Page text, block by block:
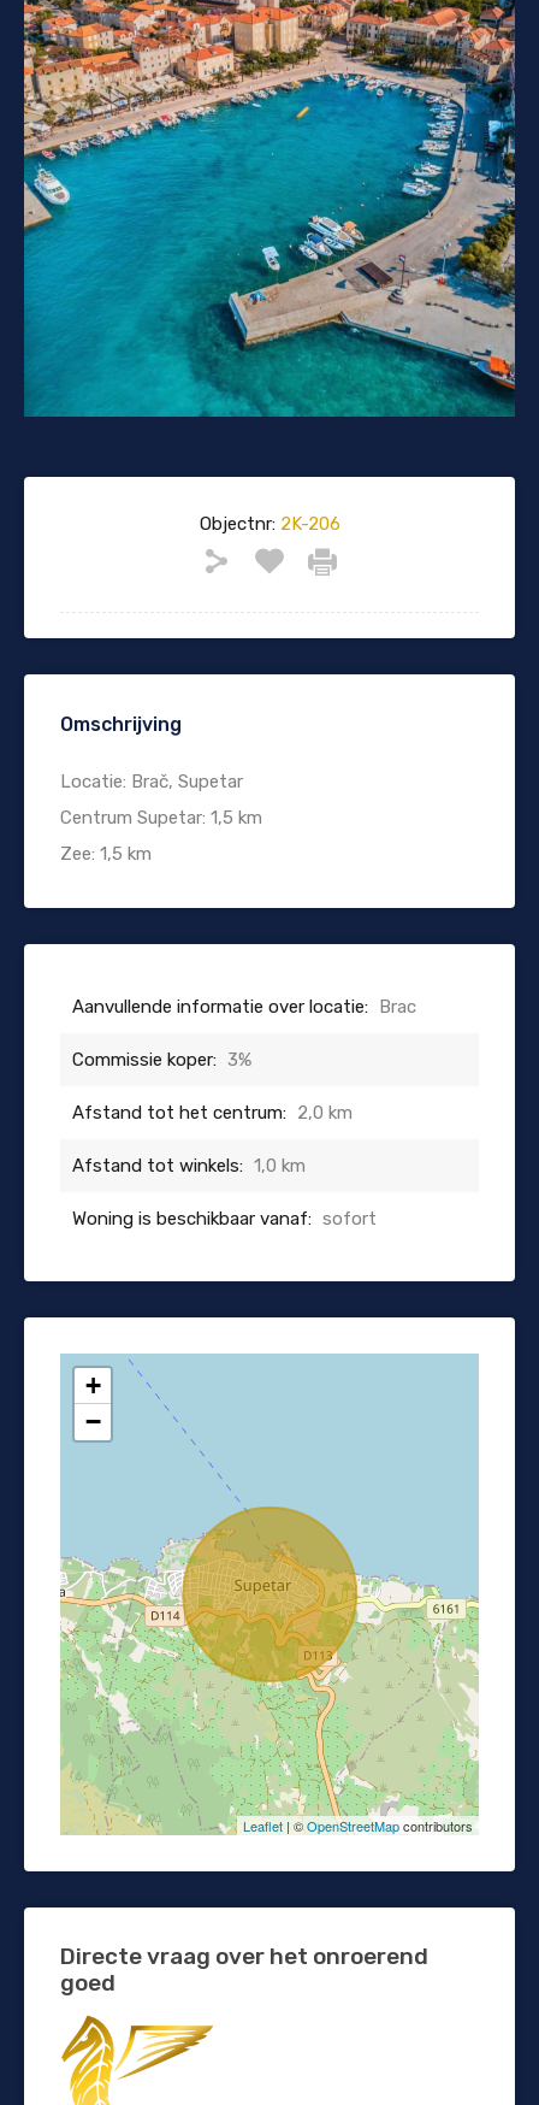
Objectnr:2K-206
Omschrijving
Locatie: Brač, Supetar
Centrum Supetar: 1,5 km
Zee: 1,5 km
Aanvullende informatie over locatie: Brac
Commissie koper: 3%
Afstand tot het centrum: 2,0 km
Afstand tot winkels: 1,0 km
Woning is beschikbaar vanaf: sofort
+
−
Leaflet | ©OpenStreetMapcontributors
Directe vraag over het onroerend
goed